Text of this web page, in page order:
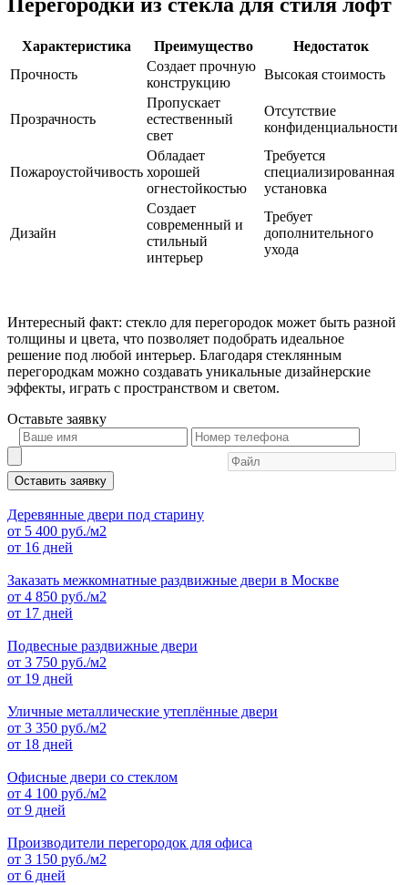
Характеристика Преимущество
Недостаток
Прочность
Создает прочную
конструкцию
Высокая стоимость
Прозрачность
Пропускает
естественный
свет
Отсутствие
конфиденциальности
Пожароустойчивость
Обладает
хорошей
огнестойкостью
Требуется
специализированная
установка
Дизайн
Создает
современный и
стильный
интерьер
Требует
дополнительного
ухода
Интересный факт: стекло для перегородок может быть разной
толщины и цвета, что позволяет подобрать идеальное
решение под любой интерьер. Благодаря стеклянным
перегородкам можно создавать уникальные дизайнерские
эффекты, играть с пространством и светом.
Оставьте заявку
Оставить заявку
Деревянные двери под старину
от 5 400 руб./м2
от 16 дней
Заказать межкомнатные раздвижные двери в Москве
от 4 850 руб./м2
от 17 дней
Подвесные раздвижные двери
от 3 750 руб./м2
от 19 дней
Уличные металлические утеплённые двери
от 3 350 руб./м2
от 18 дней
Офисные двери со стеклом
от 4 100 руб./м2
от 9 дней
Производители перегородок для офиса
от 3 150 руб./м2
от 6 дней